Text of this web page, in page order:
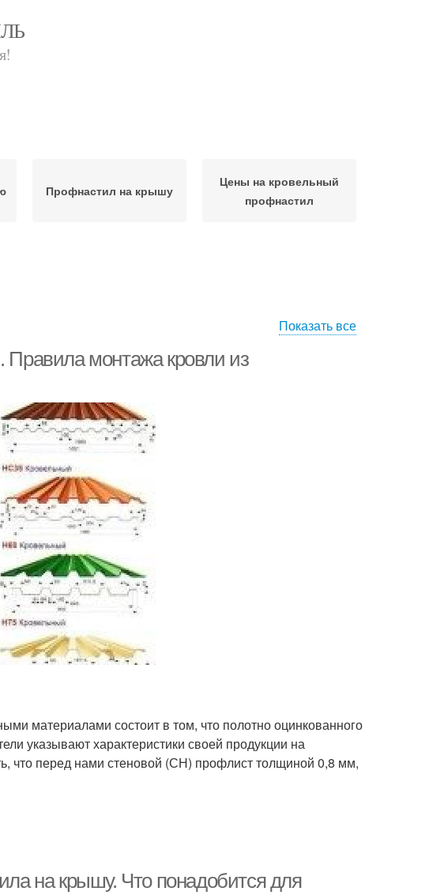
Профнастил на крышу
Цены на кровельный
профнастил
Показать все
монтажа кровли из
материалами состоит в том, что полотно оцинкованного
указывают характеристики своей продукции на
что перед нами стеновой (СН) профлист толщиной 0,8 мм,
на крышу. Что понадобится для